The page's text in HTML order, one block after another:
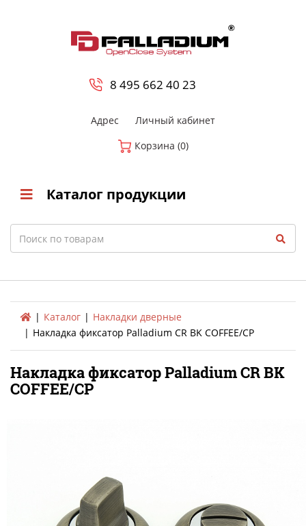
8 495 662 40 23
Адрес
Личный кабинет
Корзина (0)
Каталог продукции
Search
Каталог
Накладки дверные
Накладка фиксатор Palladium CR BK COFFEE/CP
Накладка фиксатор Palladium CR BK
COFFEE/CP